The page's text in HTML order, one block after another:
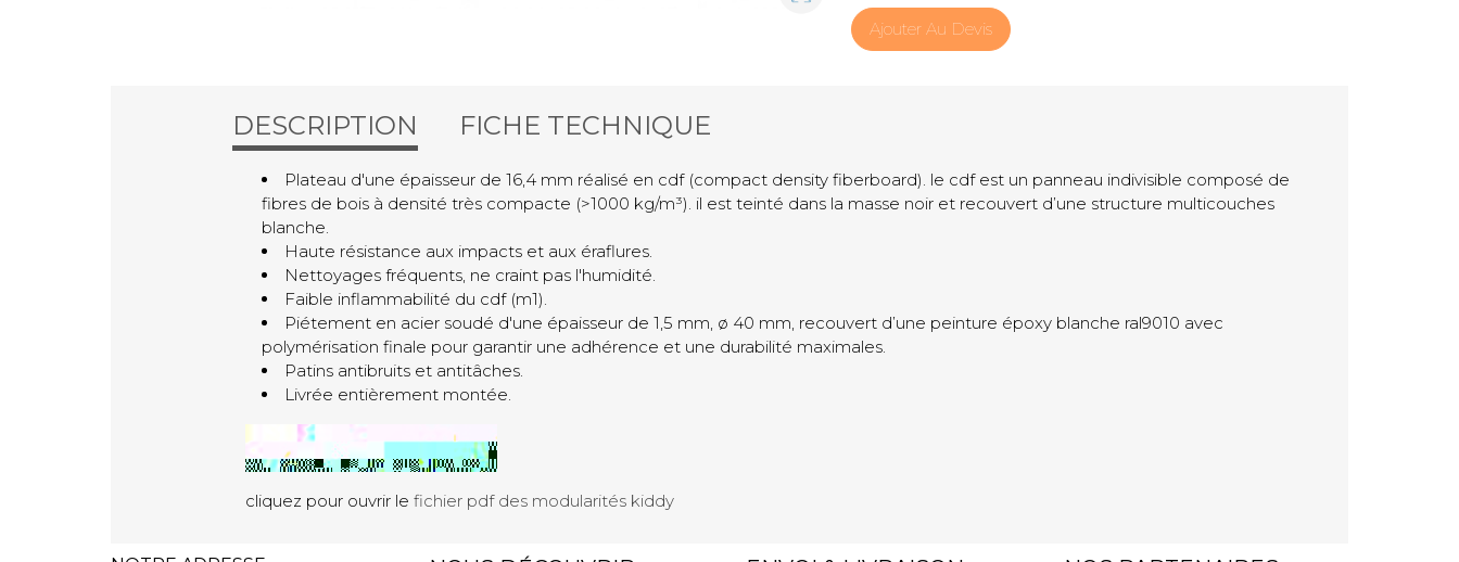
Ajouter Au Devis
DESCRIPTION FICHE TECHNIQUE
Plateau d'une épaisseur de 16,4 mm réalisé en cdf (compact density fiberboard). le cdf est un panneau indivisible composé de
fibres de bois à densité très compacte (>1000 kg/m³). il est teinté dans la masse noir et recouvert d’une structure multicouches
blanche.
Haute résistance aux impacts et aux éraflures.
Nettoyages fréquents, ne craint pas l'humidité.
Faible inflammabilité du cdf (m1).
Piétement en acier soudé d'une épaisseur de 1,5 mm, ø 40 mm, recouvert d’une peinture époxy blanche ral9010 avec
polymérisation finale pour garantir une adhérence et une durabilité maximales.
Patins antibruits et antitâches.
Livrée entièrement montée.
cliquez pour ouvrir le fichier pdf des modularités kiddy